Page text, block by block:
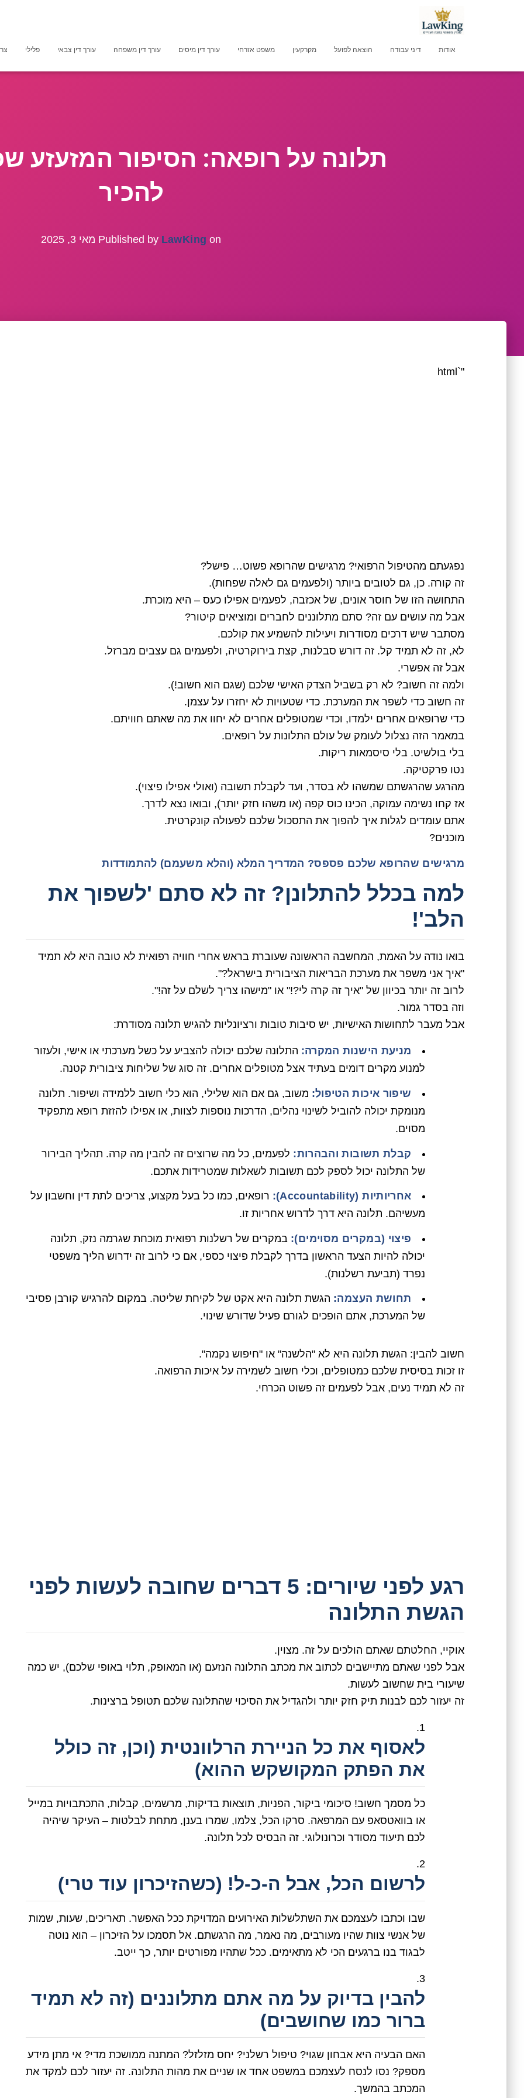
אודות דיני עבודה הוצאה לפועל מקרקעין משפט אזרחי עורך דין מיסים עורך דין משפחה עורך דין צבאי פלילי
תלונה על רופאה: הסיפור המזעזע
להכיר
Published by LawKing on מאי 3, 2025
"`html
נפגעתם מהטיפול הרפואי? מרגישים שהרופא פשוט… פישל?
זה קורה. כן, גם לטובים ביותר (ולפעמים גם לאלה שפחות).
התחושה הזו של חוסר אונים, של אכזבה, לפעמים אפילו כעס – היא מוכרת.
אבל מה עושים עם זה? סתם מתלוננים לחברים ומוציאים קיטור?
מסתבר שיש דרכים מסודרות ויעילות להשמיע את קולכם.
לא, זה לא תמיד קל. זה דורש סבלנות, קצת בירוקרטיה, ולפעמים גם עצבים מברזל.
אבל זה אפשרי.
ולמה זה חשוב? לא רק בשביל הצדק האישי שלכם (שגם הוא חשוב!).
זה חשוב כדי לשפר את המערכת. כדי שטעויות לא יחזרו על עצמן.
כדי שרופאים אחרים ילמדו, וכדי שמטופלים אחרים לא יחוו את מה שאתם חוויתם.
במאמר הזה נצלול לעומק של עולם התלונות על רופאים.
בלי בולשיט. בלי סיסמאות ריקות.
נטו פרקטיקה.
מהרגע שהרגשתם שמשהו לא בסדר, ועד לקבלת תשובה (ואולי אפילו פיצוי).
אז קחו נשימה עמוקה, הכינו כוס קפה (או משהו חזק יותר), ובואו נצא לדרך.
אתם עומדים לגלות איך להפוך את התסכול שלכם לפעולה קונקרטית.
מוכנים?
מרגישים שהרופא שלכם פספס? המדריך המלא (והלא משעמם) להתמודדות
למה בכלל להתלונן? זה לא סתם 'לשפוך את
הלב'!
בואו נודה על האמת, המחשבה הראשונה שעוברת בראש אחרי חוויה רפואית לא טובה היא לא תמיד
"איך אני משפר את מערכת הבריאות הציבורית בישראל?".
לרוב זה יותר בכיוון של "איך זה קרה לי?!" או "מישהו צריך לשלם על זה!".
וזה בסדר גמור.
אבל מעבר לתחושות האישיות, יש סיבות טובות ורציונליות להגיש תלונה מסודרת:
מניעת הישנות המקרה: התלונה שלכם יכולה להצביע על כשל מערכתי או אישי, ולעזור
למנוע מקרים דומים בעתיד אצל מטופלים אחרים. זה סוג של שליחות ציבורית קטנה.
שיפור איכות הטיפול: משוב, גם אם הוא שלילי, הוא כלי חשוב ללמידה ושיפור. תלונה
מנומקת יכולה להוביל לשינוי נהלים, הדרכות נוספות לצוות, או אפילו להזזת רופא מתפקיד
מסוים.
קבלת תשובות והבהרות: לפעמים, כל מה שרוצים זה להבין מה קרה. תהליך הבירור
של התלונה יכול לספק לכם תשובות לשאלות שמטרידות אתכם.
אחריותיות (Accountability):
רופאים, כמו כל בעל מקצוע, צריכים לתת דין וחשבון על
מעשיהם. תלונה היא דרך לדרוש אחריות זו.
פיצוי (במקרים מסוימים): במקרים של רשלנות רפואית מוכחת שגרמה נזק, תלונה
יכולה להיות הצעד הראשון בדרך לקבלת פיצוי כספי, אם כי לרוב זה ידרוש הליך משפטי
נפרד (תביעת רשלנות).
תחושת העצמה: הגשת תלונה היא אקט של לקיחת שליטה. במקום להרגיש קורבן פסיבי
של המערכת, אתם הופכים לגורם פעיל שדורש שינוי.
חשוב להבין: הגשת תלונה היא לא "הלשנה" או "חיפוש נקמה".
זו זכות בסיסית שלכם כמטופלים, וכלי חשוב לשמירה על איכות הרפואה.
זה לא תמיד נעים, אבל לפעמים זה פשוט הכרחי.
רגע לפני שיורים: 5 דברים שחובה לעשות לפני
הגשת התלונה
אוקיי, החלטתם שאתם הולכים על זה. מצוין.
אבל לפני שאתם מתיישבים לכתוב את מכתב התלונה הנזעם (או המאופק, תלוי באופי שלכם), יש כמה
שיעורי בית שחשוב לעשות.
זה יעזור לכם לבנות תיק חזק יותר ולהגדיל את הסיכוי שהתלונה שלכם תטופל ברצינות.
לאסוף את כל הניירת הרלוונטית (וכן, זה כולל
את הפתק המקושקש ההוא)
כל מסמך חשוב! סיכומי ביקור, הפניות, תוצאות בדיקות, מרשמים, קבלות, התכתבויות במייל
או בוואטסאפ עם המרפאה. סרקו הכל, צלמו, שמרו בענן, מתחת לבלטות – העיקר שיהיה
לכם תיעוד מסודר וכרונולוגי. זה הבסיס לכל תלונה.
לרשום הכל, אבל ה-כ-ל! (כשהזיכרון עוד טרי)
שבו וכתבו לעצמכם את השתלשלות האירועים המדויקת ככל האפשר. תאריכים, שעות, שמות
של אנשי צוות שהיו מעורבים, מה נאמר, מה הרגשתם. אל תסמכו על הזיכרון – הוא נוטה
לבגוד בנו ברגעים הכי לא מתאימים. ככל שתהיו מפורטים יותר, כך ייטב.
להבין בדיוק על מה אתם מתלוננים (זה לא תמיד
ברור כמו שחושבים)
האם הבעיה היא אבחון שגוי? טיפול רשלני? יחס מזלזל? המתנה ממושכת מדי? אי מתן מידע
מספק? נסו לנסח לעצמכם במשפט אחד או שניים את מהות התלונה. זה יעזור לכם למקד את
המכתב בהמשך.